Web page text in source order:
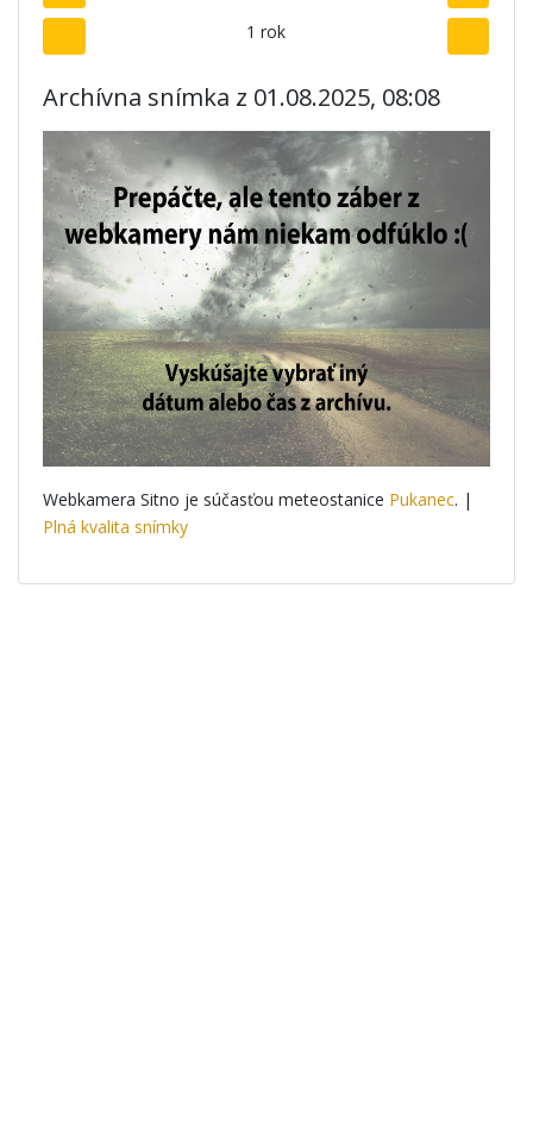
1 rok
Archívna snímka z 01.08.2025, 08:08
Webkamera Sitno je súčasťou meteostanice Pukanec. |
Plná kvalita snímky